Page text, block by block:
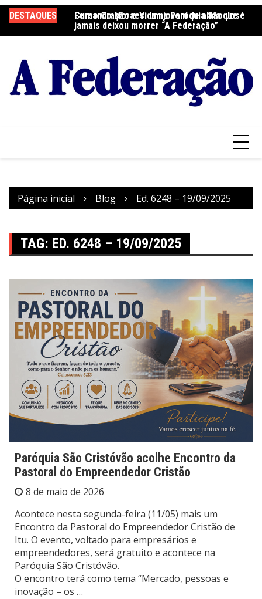
para
o
DESTAQUES
Fernando Moraes: um jovem de alma que
jamais deixou morrer “A Federação”
Curso Oração e Vida na Paróquia São José
Página inicial Blog Ed. 6248 – 19/09/2025
TAG: ED. 6248 – 19/09/2025
Paróquia São Cristóvão acolhe Encontro da
Pastoral do Empreendedor Cristão
8 de maio de 2026
Acontece nesta segunda-feira (11/05) mais um
Encontro da Pastoral do Empreendedor Cristão de
Itu. O evento, voltado para empresários e
empreendedores, será gratuito e acontece na
Paróquia São Cristóvão.
O encontro terá como tema “Mercado, pessoas e
inovação – os …